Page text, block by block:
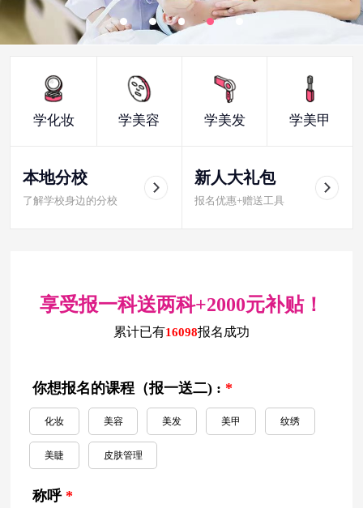
学化妆 学美容 学美发 学美甲
本地分校
了解学校身边的分校
新人大礼包
报名优惠+赠送工具
享受报一科送两科+2000元补贴！
累计已有16098报名成功
你想报名的课程（报一送二) : *
化妆 美容 美发 美甲 纹绣
美睫 皮肤管理
称呼 *